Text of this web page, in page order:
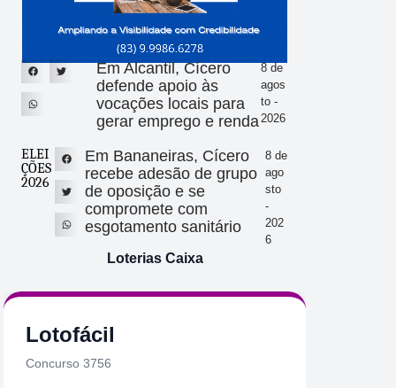
Em Alcantil, Cícero
defende apoio às
vocações locais para
gerar emprego e renda
8 de
agos
to -
2026
ELEI
ÇÕES
2026
Em Bananeiras, Cícero
recebe adesão de grupo
de oposição e se
compromete com
esgotamento sanitário
8 de
ago
sto
-
202
6
Loterias Caixa
Lotofácil
Concurso 3756